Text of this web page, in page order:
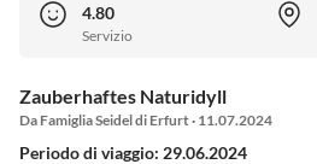
4.80
Servizio
Zauberhaftes Naturidyll
Da Famiglia Seidel di Erfurt · 11.07.2024
Periodo di viaggio: 29.06.2024